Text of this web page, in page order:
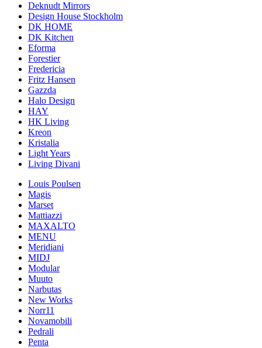
Deknudt Mirrors
Design House Stockholm
DK HOME
DK Kitchen
Eforma
Forestier
Fredericia
Fritz Hansen
Gazzda
Halo Design
HAY
HK Living
Kreon
Kristalia
Light Years
Living Divani
Louis Poulsen
Magis
Marset
Mattiazzi
MAXALTO
MENU
Meridiani
MIDJ
Modular
Muuto
Narbutas
New Works
Norr11
Novamobili
Pedrali
Penta